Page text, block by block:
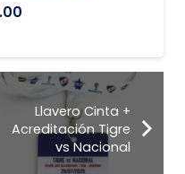
Llavero Cinta +
Acreditación Tigre
vs Nacional